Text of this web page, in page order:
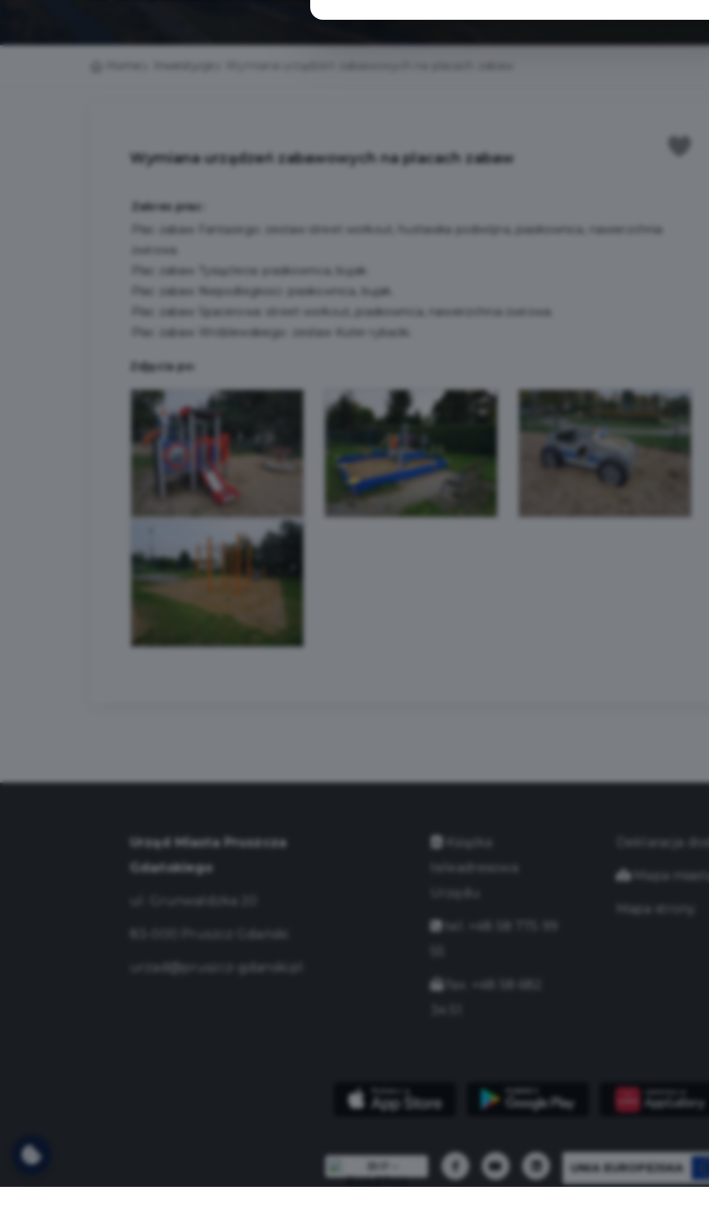
Wymiana urządzeń zabawowych na placach zabaw
Zakres prac:
Plac zabaw Fantazego: zestaw street workout, huśtawka podwójna, piaskownica, nawierzchnia
żwirowa.
Plac zabaw Tysiąclecia: piaskownica, bujak.
Plac zabaw Niepodległości: piaskownica, bujak.
Plac zabaw Spacerowa: street workout, piaskownica, nawierzchnia żwirowa.
Plac zabaw Wróblewskiego: zestaw Kuter rybacki.
Zdjęcia po:
Urząd Miasta Pruszcza
Gdańskiego
urzad@pruszcz-gdanski.pl
Książka
teleadresowa
Deklaracja
Mapa
Mapa strony
UNIA EUROPEJSKA